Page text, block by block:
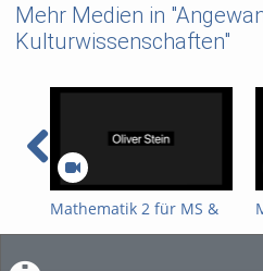
Mehr Medien in
Kulturwissenschaften"
Mathematik 2 für MS &
UI 15.4.26